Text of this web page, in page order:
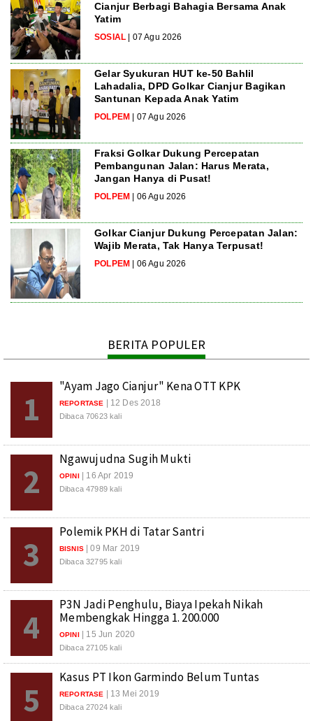
Cianjur Berbagi Bahagia Bersama Anak
Yatim
SOSIAL | 07 Agu 2026
Gelar Syukuran HUT ke-50 Bahlil
Lahadalia, DPD Golkar Cianjur Bagikan
Santunan Kepada Anak Yatim
POLPEM | 07 Agu 2026
Fraksi Golkar Dukung Percepatan
Pembangunan Jalan: Harus Merata,
Jangan Hanya di Pusat!
POLPEM | 06 Agu 2026
Golkar Cianjur Dukung Percepatan Jalan:
Wajib Merata, Tak Hanya Terpusat!
POLPEM | 06 Agu 2026
BERITA POPULER
1
"Ayam Jago Cianjur" Kena OTT KPK
REPORTASE | 12 Des 2018
Dibaca 70623 kali
2
Ngawujudna Sugih Mukti
OPINI | 16 Apr 2019
Dibaca 47989 kali
3
Polemik PKH di Tatar Santri
BISNIS | 09 Mar 2019
Dibaca 32795 kali
4
P3N Jadi Penghulu, Biaya Ipekah Nikah
Membengkak Hingga 1. 200.000
OPINI | 15 Jun 2020
Dibaca 27105 kali
5
Kasus PT Ikon Garmindo Belum Tuntas
REPORTASE | 13 Mei 2019
Dibaca 27024 kali